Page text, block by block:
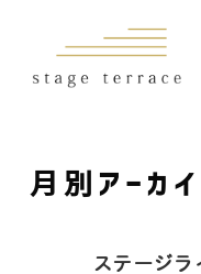
月別アー
ステージ